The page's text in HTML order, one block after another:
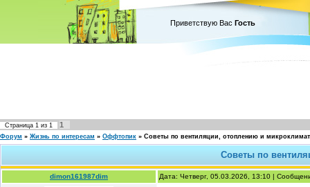
Приветствую Вас Гость
Страница 1 из 1 1
Форум » Жизнь по интересам » Оффтопик » Советы по вентиляции, отоплению и
Советы по
dimon161987dim Дата: Четверг, 05.03.2026, 13:10 |